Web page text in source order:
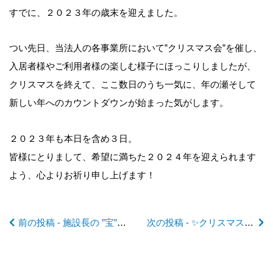
すでに、２０２３年の歳末を迎えました。
つい先日、当法人の各事業所において”クリスマス会”を催し、
入居者様やご利用者様の楽しむ様子にほっこりしましたが、
クリスマスを終えて、ここ数日のうち一気に、年の瀬そして
新しい年へのカウントダウンが始まった気がします。
２０２３年も本日を含め３日。
皆様にとりまして、希望に満ちた２０２４年を迎えられます
よう、心よりお祈り申し上げます！
前
後
記
へ
前の投稿 - 施設長の ”宝”日記2023 Ver.43 介護報酬改定のニュースを受けて 次の投稿 - ✨クリスマス会✨ in デイサービス